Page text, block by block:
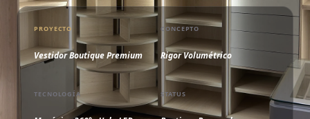
PROYECTO
Vestidor Boutique Premium
CONCEPTO
Rigor Volumétrico
TECNOLOGÍA STATUS